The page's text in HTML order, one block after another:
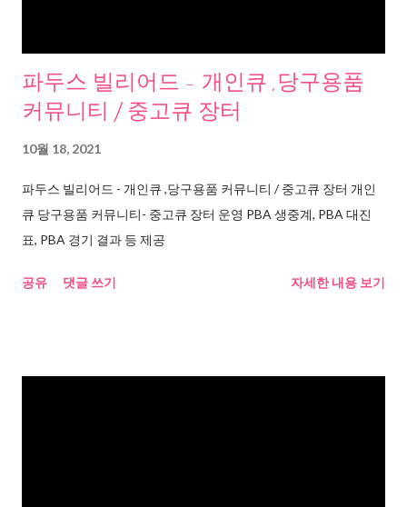
파두스 빌리어드 - 개인큐 ,당구용품
커뮤니티 / 중고큐 장터
10월 18, 2021
파두스 빌리어드 - 개인큐 ,당구용품 커뮤니티 / 중고큐 장터 개인
큐 당구용품 커뮤니티- 중고큐 장터 운영 PBA 생중계, PBA 대진
표, PBA 경기 결과 등 제공
공유 댓글 쓰기 자세한 내용 보기